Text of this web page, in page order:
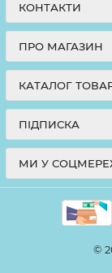
КОНТАКТИ
ПРО МАГАЗИН
КАТАЛОГ
ПІДПИСКА
МИ У
©